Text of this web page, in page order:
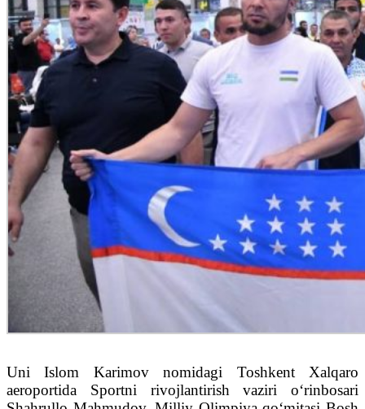
Uni Islom Karimov nomidagi Toshkent Xalqaro
aeroportida Sportni rivojlantirish vaziri o‘rinbosari